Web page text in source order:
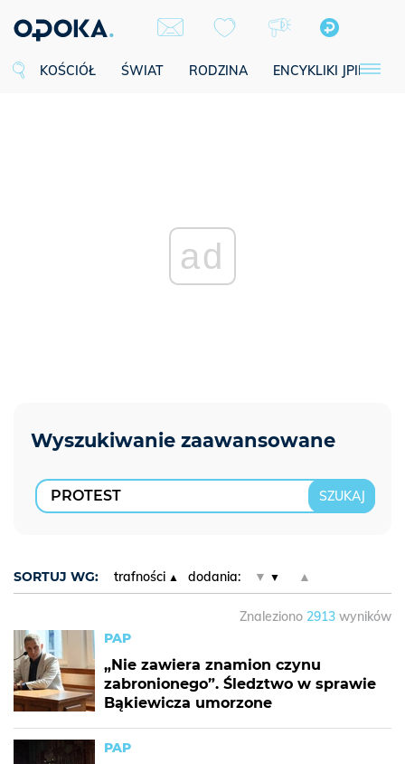
KOŚCIÓŁ ŚWIAT RODZINA ENCYKLIKI JPII
ad
SORTUJ WG: trafności dodania: ▼ ▲
Znaleziono 2913 wyników
PAP
„Nie zawiera znamion czynu
zabronionego”. Śledztwo w sprawie
Bąkiewicza umorzone
PAP